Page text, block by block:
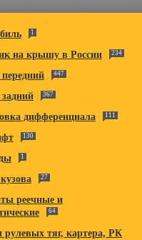
1
на крышу в России 234
447
367
дифференциала 111
130
1
27
реечные и
64
тяг, картера, РК